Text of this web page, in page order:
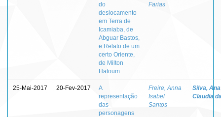
do
deslocamento
em Terra de
Icamiaba, de
Abguar Bastos,
e Relato de um
certo Oriente,
de Milton
Hatoum
Farias
25-Mai-2017 20-Fev-2017
A
representação
das
personagens
Freire, Anna
Isabel
Santos
Silva, Ana
Claudia